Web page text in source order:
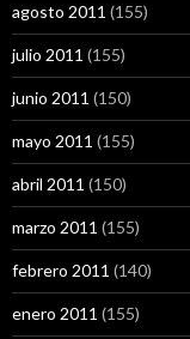
agosto 2011 (155)
julio 2011 (155)
junio 2011 (150)
mayo 2011 (155)
abril 2011 (150)
marzo 2011 (155)
febrero 2011 (140)
enero 2011 (155)